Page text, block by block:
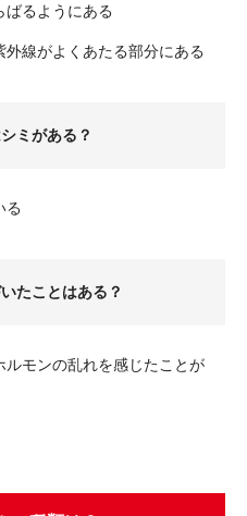
ばるようにある
線がよくあたる部分にある
ミがある？
る
たことはある？
モンの乱れを感じたことが